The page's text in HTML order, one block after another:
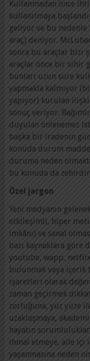
Kullanmadan önce
kullanılmaya
geliyor ve bu nedenle
araç) deniyor.
sonra bu araçlar bizi
araçlar önce bir sihir
bunları uzun süre
yapmakla kalmıyor
yapıyor) kurulan ilişki
sonuç veriyor.
duyulan önlenemez
başka bir iradenin
konuda durum
duruma neden
bu konuda da
Özel jargon
Yeni medyanın
etkileşimli, hiper
imkânı) ve sanal
bazı kaynaklara göre
youtube, wapp,
bulunmak veya
işaretleri olarak
zaman geçirmek
zorluğuna, yüz yüze
uzaklaşmaya,
hayatın
ihmal etmeye, aile içi
yaşanmasına neden